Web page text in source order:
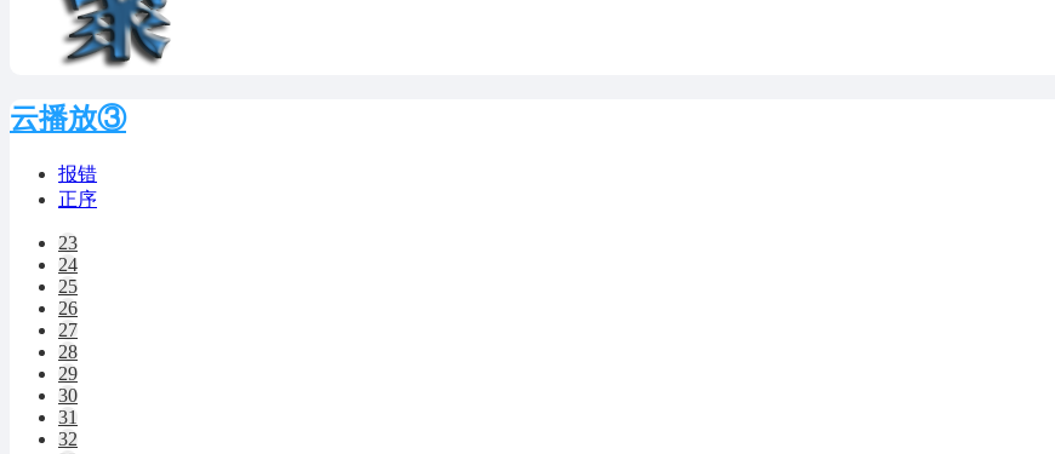
云播放③
报错
正序
23
24
25
26
27
28
29
30
31
32